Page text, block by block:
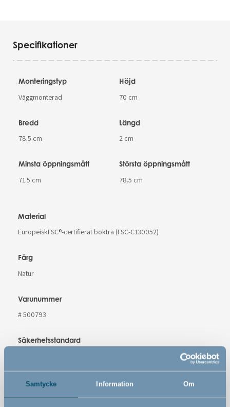
Samtycke Information Om
Specifikationer
Monteringstyp
Väggmonterad
Höjd
70 cm
Bredd
78.5 cm
Längd
2 cm
Minsta öppningsmått
71.5 cm
Största öppningsmått
78.5 cm
Material
EuropeiskFSC®-certifierat bokträ (FSC-C130052)
Färg
Natur
Varunummer
# 500793
Säkerhetsstandard
Varningar